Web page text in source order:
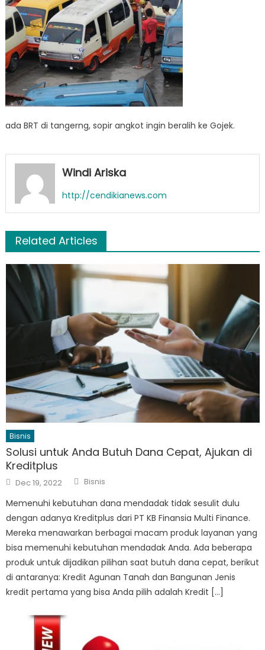
ada BRT di tangerng, sopir angkot ingin beralih ke Gojek.
Windi Ariska
http://cendikianews.com
Related Articles
Bisnis
Solusi untuk Anda Butuh Dana Cepat, Ajukan di
Kreditplus
Posted
on
Dec 19, 2022 Author
Bisnis
Memenuhi kebutuhan dana mendadak tidak sesulit dulu
dengan adanya Kreditplus dari PT KB Finansia Multi Finance.
Mereka menawarkan berbagai macam produk layanan yang
bisa memenuhi kebutuhan mendadak Anda. Ada beberapa
produk untuk dijadikan pilihan saat butuh dana cepat, berikut
di antaranya: Kredit Agunan Tanah dan Bangunan Jenis
kredit pertama yang bisa Anda pilih adalah Kredit […]